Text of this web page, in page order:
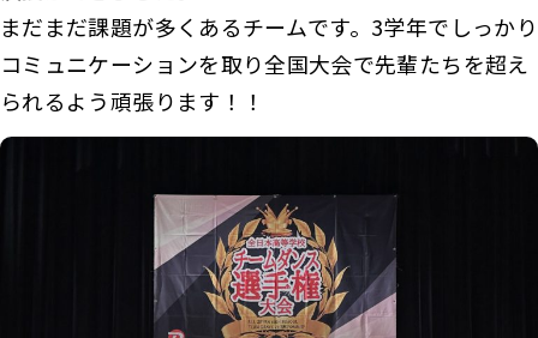
まだまだ課題が多くあるチームです。3学年でしっかり
コミュニケーションを取り全国大会で先輩たちを超え
られるよう頑張ります！！